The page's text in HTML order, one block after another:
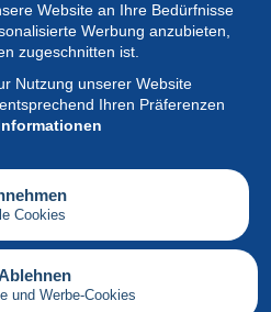
Website an Ihre Bedürfnisse
Werbung anzubieten,
zugeschnitten ist.
Nutzung unserer Website
Ihren Präferenzen
Cookies
und Werbe-Cookies